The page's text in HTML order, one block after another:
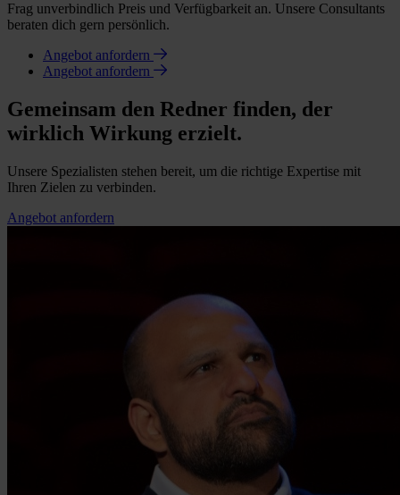
Frag unverbindlich Preis und Verfügbarkeit an. Unsere Consultants
beraten dich gern persönlich.
Angebot anfordern
Angebot anfordern
Gemeinsam den Redner finden, der
wirklich Wirkung erzielt.
Unsere Spezialisten stehen bereit, um die richtige Expertise mit
Ihren Zielen zu verbinden.
Angebot anfordern